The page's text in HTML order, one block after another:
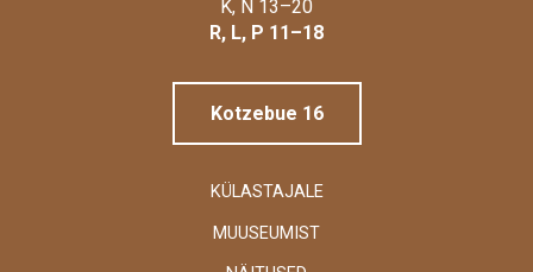
K, N 13–20
R, L, P 11–18
Kotzebue 16
KÜLASTAJALE
MUUSEUMIST